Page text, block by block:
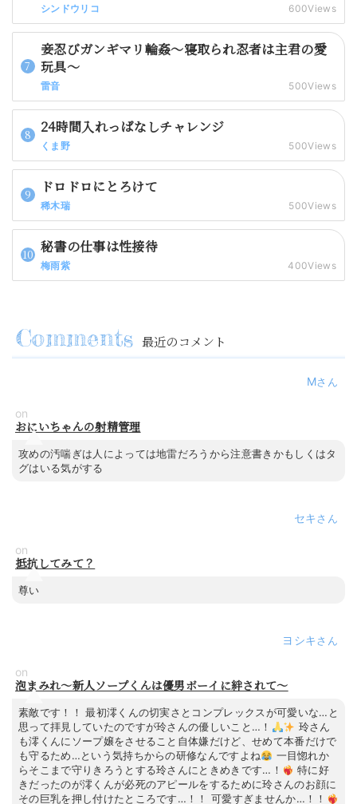
シンドウリコ 600Views
妾忍びガンギマリ輪姦～寝取られ忍者は主君の愛
玩具～
雷音 500Views
24時間入れっぱなしチャレンジ
くま野 500Views
ドロドロにとろけて
稀木瑞 500Views
秘書の仕事は性接待
梅雨紫 400Views
最近のコメント
M
on
おにいちゃんの射精管理
攻めの汚喘ぎは人によっては地雷だろうから注意書きかもしくはタ
グはいる気がする
セキ
on
抵抗してみて？
尊い
ヨシキ
on
泡まみれ～新人ソープくんは優男ボーイに絆されて～
素敵です！！ 最初澪くんの切実さとコンプレックスが可愛いな…と
思って拝見していたのですが玲さんの優しいこと…！
玲さん
も澪くんにソープ嬢をさせること自体嫌だけど、せめて本番だけで
も守るため…という気持ちからの研修なんですよね
一目惚れか
らそこまで守りきろうとする玲さんにときめきです…！
特に好
きだったのが澪くんが必死のアピールをするために玲さんのお顔に
その巨乳を押し付けたところです…！！ 可愛すぎませんか…！！